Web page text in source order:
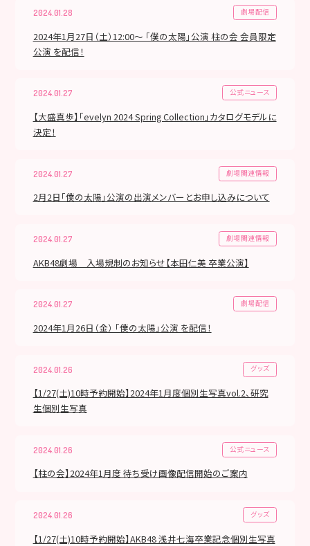
2024.01.28 劇場配信
2024年1月27日（土）12:00～ 「僕の太陽」公演 柱の会 会員限定
公演 を配信！
2024.01.27 公式ニュース
【大盛真歩】「evelyn 2024 Spring Collection」カタログモデルに
決定！
2024.01.27 劇場関連情報
2月2日「僕の太陽」公演の出演メンバーとお申し込みについて
2024.01.27 劇場関連情報
AKB48劇場 入場規制のお知らせ【本田仁美 卒業公演】
2024.01.27 劇場配信
2024年1月26日（金） 「僕の太陽」公演 を配信！
2024.01.26 グッズ
【1/27(土)10時予約開始】2024年1月度個別生写真vol.2、研究
生個別生写真
2024.01.26 公式ニュース
【柱の会】2024年1月度 待ち受け画像配信開始のご案内
2024.01.26 グッズ
【1/27(土)10時予約開始】AKB48 浅井七海卒業記念個別生写真